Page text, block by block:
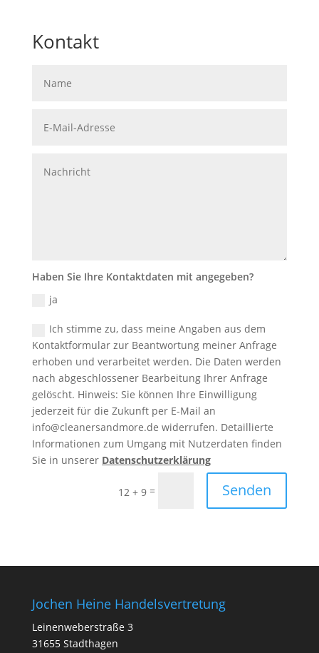
Kontakt
Haben Sie Ihre Kontaktdaten mit angegeben?
ja
Ich stimme zu, dass meine Angaben aus dem
Kontaktformular zur Beantwortung meiner Anfrage
erhoben und verarbeitet werden. Die Daten werden
nach abgeschlossener Bearbeitung Ihrer Anfrage
gelöscht. Hinweis: Sie können Ihre Einwilligung
jederzeit für die Zukunft per E-Mail an
info@cleanersandmore.de widerrufen. Detaillierte
Informationen zum Umgang mit Nutzerdaten finden
Sie in unserer Datenschutzerklärung
12 + 9 = Senden
Jochen Heine Handelsvertretung
Leinenweberstraße 3
31655 Stadthagen